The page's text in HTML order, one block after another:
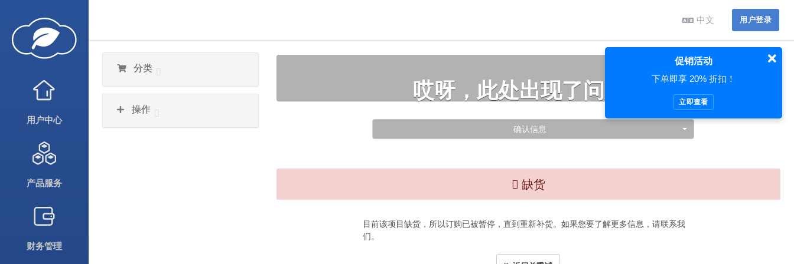
用户中心
产品服务
财务管理
中文 用户登录
分类
操作
哎呀，此处出现了问题…
确认信息
缺货
目前该项目缺货，所以订购已被暂停，直到重新补货。如果您要了解更多信息，请联系我
们。
促销活动
下单即享 20% 折扣！
立即查看